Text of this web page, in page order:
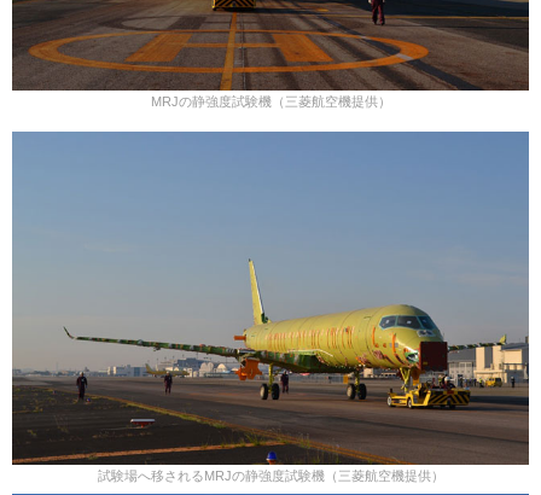
MRJの静強度試験機（三菱航空機提供）
試験場へ移されるMRJの静強度試験機（三菱航空機提供）